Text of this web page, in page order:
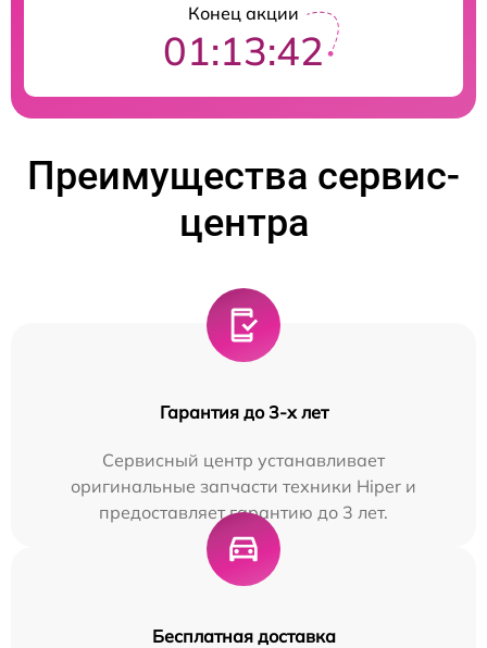
Конец акции
01:13:41
Преимущества сервис-
центра
Гарантия до 3-х лет
Сервисный центр устанавливает
оригинальные запчасти техники Hiper и
предоставляет гарантию до 3 лет.
Бесплатная доставка